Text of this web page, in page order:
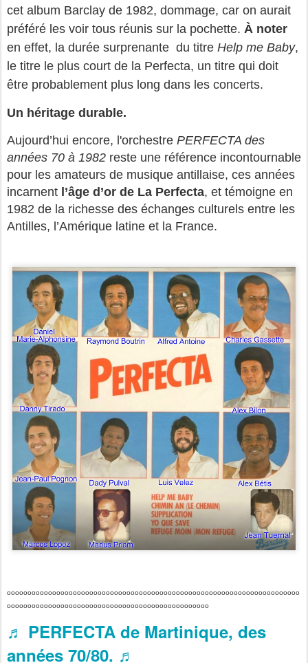
cet album Barclay de 1982, dommage, car on aurait
préféré les voir tous réunis sur la pochette. À noter
en effet, la durée surprenante du titre Help me Baby,
le titre le plus court de la Perfecta, un titre qui doit
être probablement plus long dans les concerts.
Un héritage durable.
Aujourd’hui encore, l'orchestre PERFECTA des
années 70 à 1982 reste une référence incontournable
pour les amateurs de musique antillaise, ces années
incarnent l’âge d’or de La Perfecta, et témoigne en
1982 de la richesse des échanges culturels entre les
Antilles, l’Amérique latine et la France.
ooooooooooooooooooooooooooooooooooooooooooooooooooooooooooooooooooooooo
ooooooooooooooooooooooooooooooooooooooooooooooooo
♬ PERFECTA de Martinique, des
années 70/80. ♬